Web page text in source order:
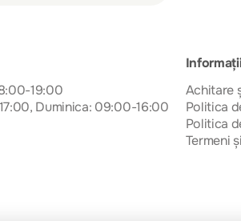
19:00
Duminica: 09:00-16:00
Achitare
Politica
Politica
Termeni